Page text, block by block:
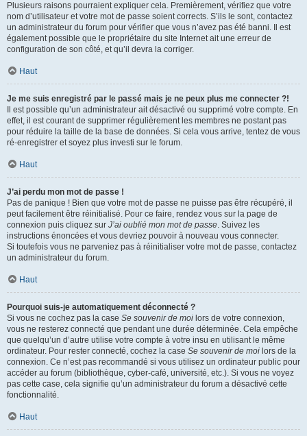
Plusieurs raisons pourraient expliquer cela. Premièrement, vérifiez que votre
nom d’utilisateur et votre mot de passe soient corrects. S’ils le sont, contactez
un administrateur du forum pour vérifier que vous n’avez pas été banni. Il est
également possible que le propriétaire du site Internet ait une erreur de
configuration de son côté, et qu’il devra la corriger.
Haut
Je me suis enregistré par le passé mais je ne peux plus me connecter ?!
Il est possible qu’un administrateur ait désactivé ou supprimé votre compte. En
effet, il est courant de supprimer régulièrement les membres ne postant pas
pour réduire la taille de la base de données. Si cela vous arrive, tentez de vous
ré-enregistrer et soyez plus investi sur le forum.
Haut
J’ai perdu mon mot de passe !
Pas de panique ! Bien que votre mot de passe ne puisse pas être récupéré, il
peut facilement être réinitialisé. Pour ce faire, rendez vous sur la page de
connexion puis cliquez sur J’ai oublié mon mot de passe. Suivez les
instructions énoncées et vous devriez pouvoir à nouveau vous connecter.
Si toutefois vous ne parveniez pas à réinitialiser votre mot de passe, contactez
un administrateur du forum.
Haut
Pourquoi suis-je automatiquement déconnecté ?
Si vous ne cochez pas la case Se souvenir de moi lors de votre connexion,
vous ne resterez connecté que pendant une durée déterminée. Cela empêche
que quelqu’un d’autre utilise votre compte à votre insu en utilisant le même
ordinateur. Pour rester connecté, cochez la case Se souvenir de moi lors de la
connexion. Ce n’est pas recommandé si vous utilisez un ordinateur public pour
accéder au forum (bibliothèque, cyber-café, université, etc.). Si vous ne voyez
pas cette case, cela signifie qu’un administrateur du forum a désactivé cette
fonctionnalité.
Haut